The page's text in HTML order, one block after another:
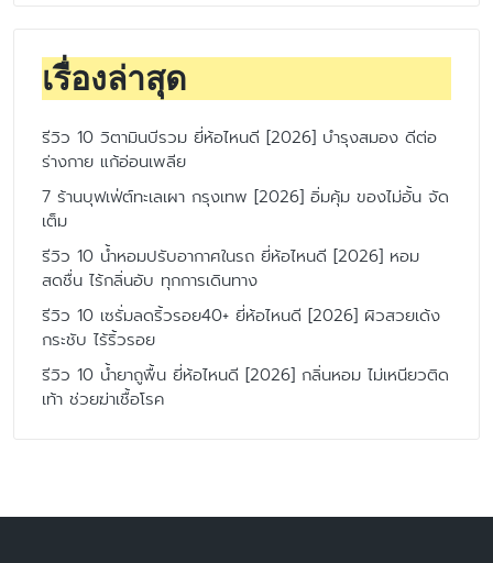
เรื่องล่าสุด
รีวิว 10 วิตามินบีรวม ยี่ห้อไหนดี [2026] บำรุงสมอง ดีต่อ
ร่างกาย แก้อ่อนเพลีย
7 ร้านบุฟเฟ่ต์ทะเลเผา กรุงเทพ [2026] อิ่มคุ้ม ของไม่อั้น จัด
เต็ม
รีวิว 10 น้ำหอมปรับอากาศในรถ ยี่ห้อไหนดี [2026] หอม
สดชื่น ไร้กลิ่นอับ ทุกการเดินทาง
รีวิว 10 เซรั่มลดริ้วรอย40+ ยี่ห้อไหนดี [2026] ผิวสวยเด้ง
กระชับ ไร้ริ้วรอย
รีวิว 10 น้ำยาถูพื้น ยี่ห้อไหนดี [2026] กลิ่นหอม ไม่เหนียวติด
เท้า ช่วยฆ่าเชื้อโรค